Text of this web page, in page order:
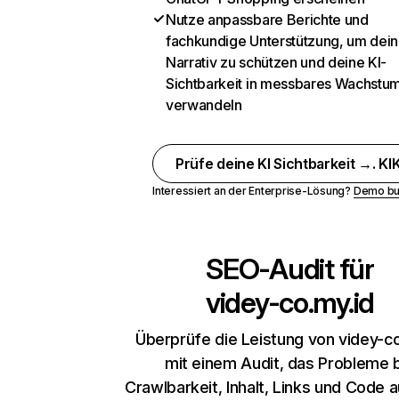
Nutze anpassbare Berichte und
fachkundige Unterstützung, um dein
Narrativ zu schützen und deine KI-
Sichtbarkeit in messbares
verwandeln
Prüfe deine KI Sichtbarkeit →.
Interessiert an der Enterprise-Lösung? Demo
SEO-Audit für
videy-co.my.id
Überprüfe die Leistung von videy-
mit einem Audit, das Probleme
Crawlbarkeit, Inhalt, Links und Code